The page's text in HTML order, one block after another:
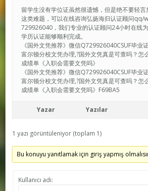
留学生没有学位证虽然很遗憾，但是绝不要轻
这类难题，可以在线咨询弘扬海归认证顾问qq/
729926040，我们专业的认证顾问24小时在线
学历认证能够顺利完成。
《国外文凭推荐》微信Q729926040CSUF毕业
富尔顿分校文凭办理,?国外文凭真是可查吗？怎
成绩单《入职会需要文凭吗》
《国外文凭推荐》微信Q729926040CSUF毕业
富尔顿分校文凭办理,?国外文凭真是可查吗？怎
成绩单《入职会需要文凭吗》F69BA5
Yazar Yazılar
1 yazı görüntüleniyor (toplam 1)
Bu konuyu yanıtlamak için giriş yapmış
Kullanıcı adı: